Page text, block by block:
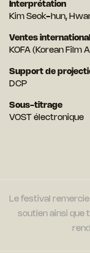
Interprétation
Kim Seok-hun,
Ventes
KOFA (Korean Film
Support de
DCP
Sous-titrage
VOST électronique
Le festival
soutien ainsi que